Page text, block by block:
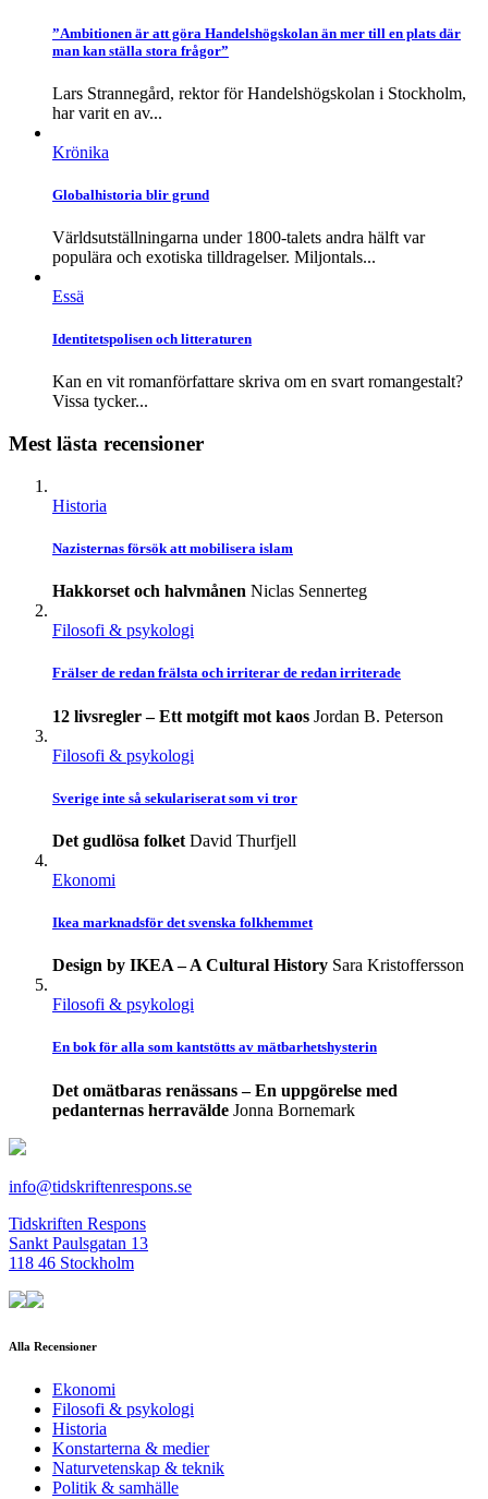
”Ambitionen är att göra Handelshögskolan än mer till en plats där
man kan ställa stora frågor”
Lars Strannegård, rektor för Handelshögskolan i Stockholm,
har varit en av...
Krönika
Globalhistoria blir grund
Världsutställningarna under 1800-talets andra hälft var
populära och exotiska tilldragelser. Miljontals...
Essä
Identitetspolisen och litteraturen
Kan en vit romanförfattare skriva om en svart romangestalt?
Vissa tycker...
Mest lästa recensioner
Historia
Nazisternas försök att mobilisera islam
Hakkorset och halvmånen Niclas Sennerteg
Filosofi & psykologi
Frälser de redan frälsta och irriterar de redan irriterade
12 livsregler – Ett motgift mot kaos Jordan B. Peterson
Filosofi & psykologi
Sverige inte så sekulariserat som vi tror
Det gudlösa folket David Thurfjell
Ekonomi
Ikea marknadsför det svenska folkhemmet
Design by IKEA – A Cultural History Sara Kristoffersson
Filosofi & psykologi
En bok för alla som kantstötts av mätbarhetshysterin
Det omätbaras renässans – En uppgörelse med
pedanternas herravälde Jonna Bornemark
info@tidskriftenrespons.se
Tidskriften Respons
Sankt Paulsgatan 13
118 46 Stockholm
Alla Recensioner
Ekonomi
Filosofi & psykologi
Historia
Konstarterna & medier
Naturvetenskap & teknik
Politik & samhälle